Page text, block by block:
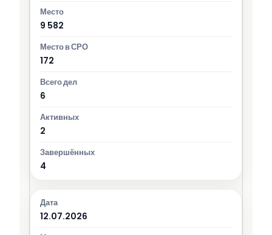
9 582
172
6
2
4
12.07.2026